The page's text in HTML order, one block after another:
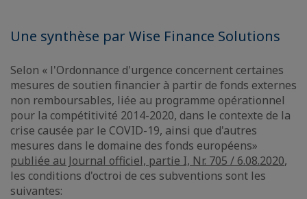
Une synthèse par Wise Finance Solutions
Selon « l'Ordonnance d'urgence concernent certaines
mesures de soutien financier à partir de fonds externes
non remboursables, liée au programme opérationnel
pour la compétitivité 2014-2020, dans le contexte de la
crise causée par le COVID-19, ainsi que d'autres
mesures dans le domaine des fonds européens»
publiée au Journal officiel, partie I, Nr. 705 / 6.08.2020,
les conditions d'octroi de ces subventions sont les
suivantes: